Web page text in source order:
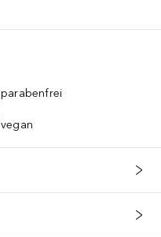
parabenfrei
vegan